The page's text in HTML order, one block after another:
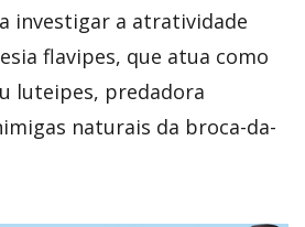
investigar a atratividade
flavipes, que atua como
luteipes, predadora
naturais da broca-da-